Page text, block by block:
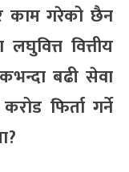
काम गरेको छैन
वित्तीय
बढी सेवा
फिर्ता गर्ने